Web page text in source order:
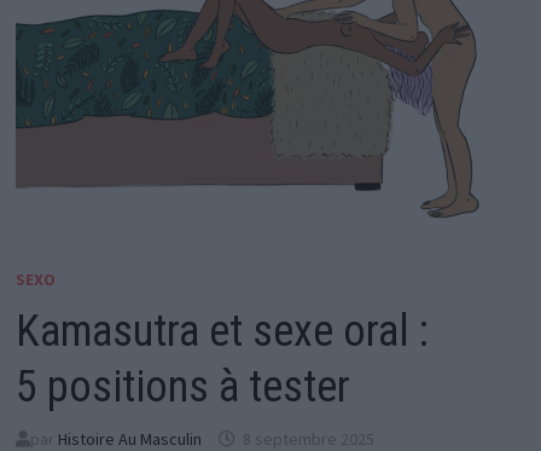
SEXO
Kamasutra et sexe oral :
5 positions à tester
par Histoire Au Masculin 8 septembre 2025